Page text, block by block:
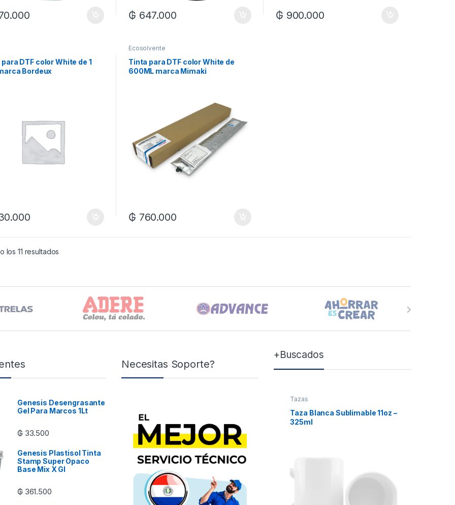
₲ 647.000 ₲ 900.000
DTF color White de 1
Bordeux
Ecosolvente
Tinta para DTF color White de
600ML marca Mimaki
₲ 760.000
los 11 resultados
Genesis Desengrasante
Gel Para Marcos 1Lt
₲ 33.500
Genesis Plastisol Tinta
Stamp Super Opaco
Base Mix X Gl
₲ 361.500
Necesitas Soporte?
+Buscados
Tazas
Taza Blanca Sublimable 11oz –
325ml